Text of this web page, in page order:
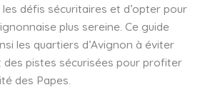
défis sécuritaires et d’opter pour
plus sereine. Ce guide
les quartiers d’Avignon à éviter
pistes sécurisées pour profiter
des Papes.